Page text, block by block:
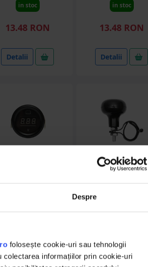
Despre
folosește cookie-uri sau tehnologii
informațiilor prin cookie-uri
in stoc
13.48 RON
Detalii
in stoc
13.48 RON
Detalii
universal
in stoc
Nuca volan neagra
Germany
in stoc